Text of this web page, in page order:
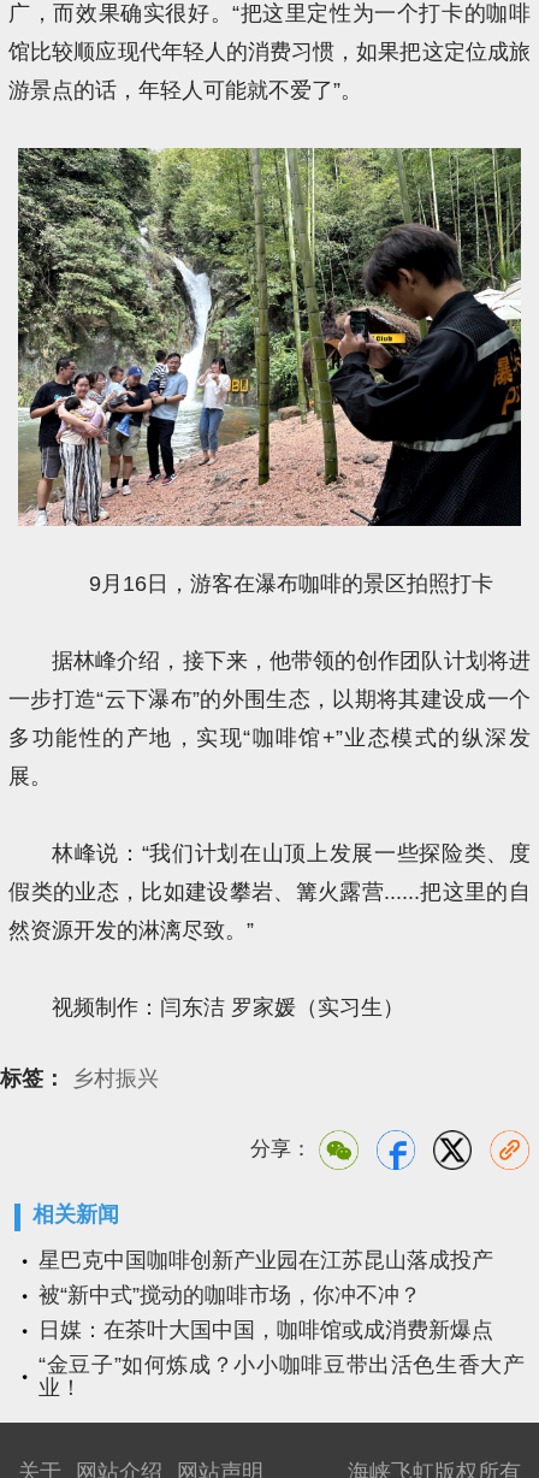
广，而效果确实很好。“把这里定性为一个打卡的咖啡
馆比较顺应现代年轻人的消费习惯，如果把这定位成旅
游景点的话，年轻人可能就不爱了”。
9月16日，游客在瀑布咖啡的景区拍照打卡
据林峰介绍，接下来，他带领的创作团队计划将进
一步打造“云下瀑布”的外围生态，以期将其建设成一个
多功能性的产地，实现“咖啡馆+”业态模式的纵深发
展。
林峰说：“我们计划在山顶上发展一些探险类、度
假类的业态，比如建设攀岩、篝火露营......把这里的自
然资源开发的淋漓尽致。”
视频制作：闫东洁 罗家媛（实习生）
标签： 乡村振兴
分享：
相关新闻
星巴克中国咖啡创新产业园在江苏昆山落成投产
被“新中式”搅动的咖啡市场，你冲不冲？
日媒：在茶叶大国中国，咖啡馆或成消费新爆点
“金豆子”如何炼成？小小咖啡豆带出活色生香大产
业！
海峡飞虹版权所有
关于 网站介绍 网站声明